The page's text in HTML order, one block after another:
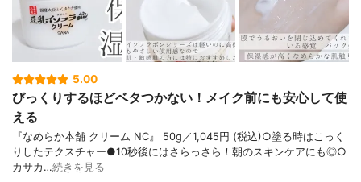
5.00
びっくりするほどベタつかない！メイク前にも安心して使
える
『なめらか本舗 クリーム NC』 50g／1,045円 (税込)○塗る時はこっく
りしたテクスチャー●10秒後にはさらっさら！朝のスキンケアにも◎○
カサカ…続きを見る